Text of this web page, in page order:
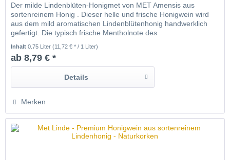
Der milde Lindenblüten-Honigmet von MET Amensis aus
sortenreinem Honig . Dieser helle und frische Honigwein wird
aus dem mild aromatischen Lindenblütenhonig handwerklich
gefertigt. Die typisch frische Mentholnote des
wird dieser Honig-Met unter Verzicht auf jegliche künstliche
Konservierungsstoffe und Sulfite . MET...
Inhalt0.75 Liter(11,72 € * / 1 Liter)
ab 8,79 € *
Details
Merken